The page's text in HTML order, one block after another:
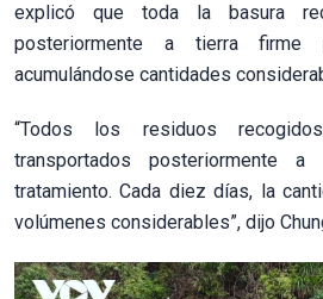
explicó que toda la basura
posteriormente a tierra firme
acumulándose cantidades
“Todos los residuos
transportados posteriormente
tratamiento. Cada diez días, la
volúmenes considerables”, dijo